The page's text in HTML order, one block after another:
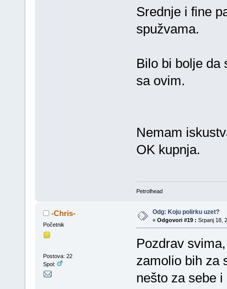
Srednje i fine
spužvama.
Bilo bi bolje da
sa ovim.
Nemam
OK kupnja.
Petrolhead
-Chris-
Početnik
Postova: 22
Spol:
Odg: Koju polirku uzet?
« Odgovori #19 : Srpanj 18,
Pozdrav svima,
zamolio bih za
nešto za sebe